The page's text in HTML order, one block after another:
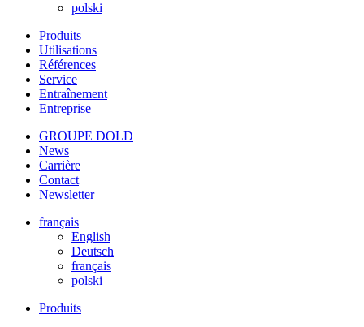
polski
Produits
Utilisations
Références
Service
Entraînement
Entreprise
GROUPE DOLD
News
Carrière
Contact
Newsletter
français
English
Deutsch
français
polski
Produits